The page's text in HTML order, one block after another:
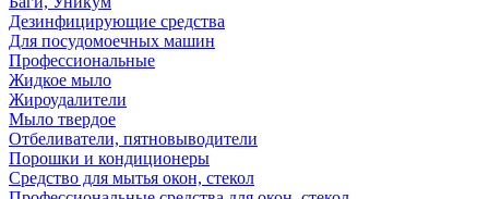
Дезинфицирующие средства
Для посудомоечных машин
Профессиональные
Жидкое мыло
Жироудалители
Мыло твердое
Отбеливатели, пятновыводители
Порошки и кондиционеры
Средство для мытья окон, стекол